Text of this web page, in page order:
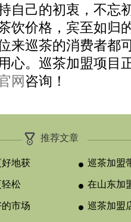
自己的初衷，不忘
饮价格，宾至如归
来巡茶的消费者都
心。巡茶加盟项目
网 咨询！
推荐文章
地获 巡茶加盟
品世界，
松 在山东加
市场 巡茶加盟